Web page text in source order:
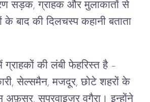
सड़क, ग्राहक और मुलाकातों से
बाद की दिलचस्प कहानी बताता
की लंबी फेहरिस्त है –
सेल्समैन, मजदूर, छोटे शहरों के
अफ़सर, सुपरवाइज़र् वगैरा। इन्होंने